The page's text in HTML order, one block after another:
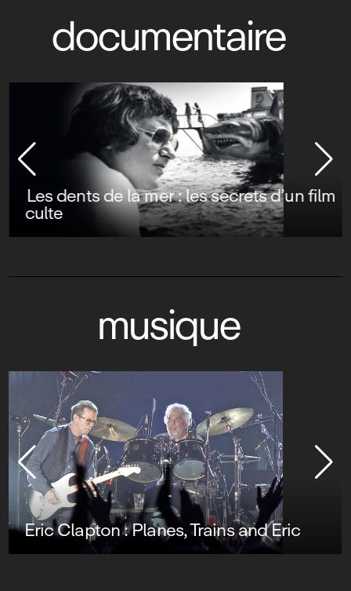
documentaire
Les dents de la mer : les secrets d’un film
culte
musique
Eric Clapton : Planes, Trains and Eric